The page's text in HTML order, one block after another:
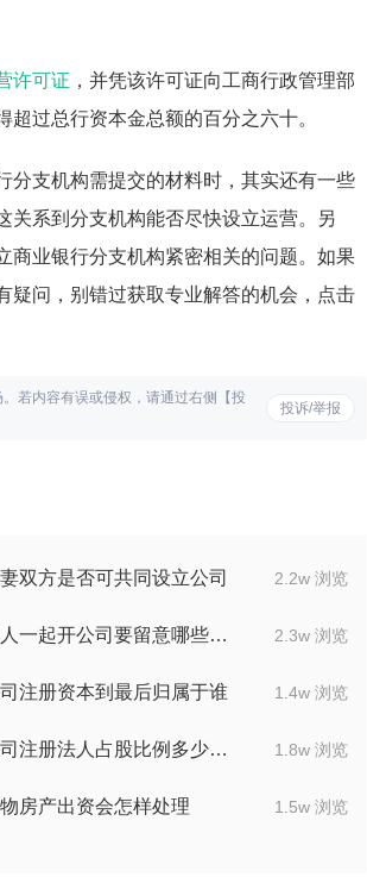
许可证 ，并凭该许可证向工商行政管理部
过总行资本金总额的百分之六十。
分支机构需提交的材料时，其实还有一些
关系到分支机构能否尽快设立运营。另
商业银行分支机构紧密相关的问题。如果
疑问，别错过获取专业解答的机会，点击
投诉/举报
若内容有误或侵权，请通过右侧【投
2.2w 浏览
双方是否可共同设立公司
2.3w 浏览
一起开公司要留意哪些方面
1.4w 浏览
注册资本到最后归属于谁
1.8w 浏览
注册法人占股比例多少才合适
1.5w 浏览
房产出资会怎样处理